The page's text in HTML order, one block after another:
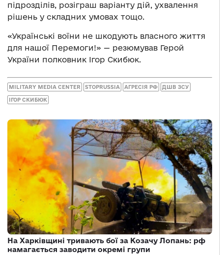
підрозділів, розіграш варіанту дій, ухвалення
рішень у складних умовах тощо.
«Українські воїни не шкодують власного життя
для нашої Перемоги!» — резюмував Герой
України полковник Ігор Скибюк.
MILITARY MEDIA CENTER STOPRUSSIA АГРЕСІЯ РФ ДШВ ЗСУ
ІГОР СКИБЮК
На Харківщині тривають бої за Козачу Лопань: рф
намагається заводити окремі групи